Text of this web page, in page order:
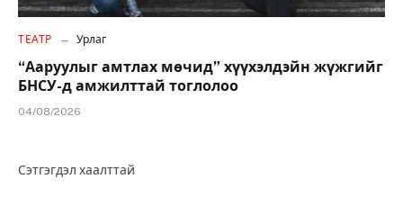
ТЕАТР Урлаг
“Ааруулыг амтлах мөчид” хүүхэлдэйн жүжгийг
БНСУ-д амжилттай тоглолоо
04/08/2026
Сэтгэгдэл хаалттай